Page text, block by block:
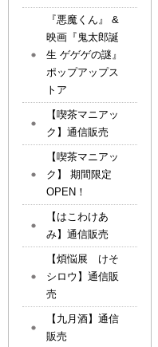
『悪魔くん』 &
映画『鬼太郎誕
生 ゲゲゲの謎』
ポップアップス
トア
【喫茶マニアッ
ク】通信販売
【喫茶マニアッ
ク】 期間限定
OPEN！
【はこわけあ
み】通信販売
【煩悩展 けそ
シロウ】通信販
売
【九月酒】通信
販売